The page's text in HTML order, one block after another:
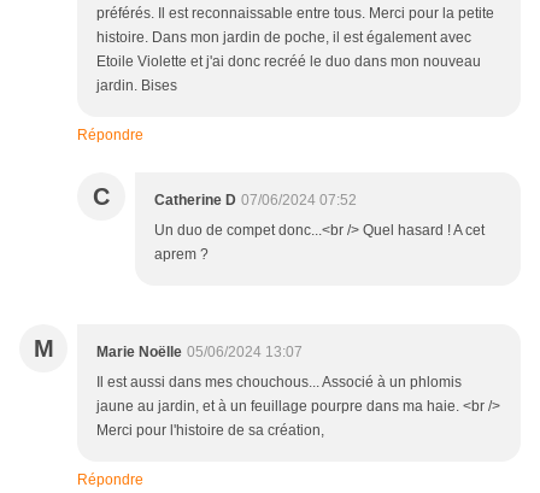
préférés. Il est reconnaissable entre tous. Merci pour la petite
histoire. Dans mon jardin de poche, il est également avec
Etoile Violette et j'ai donc recréé le duo dans mon nouveau
jardin. Bises
Répondre
C Catherine D 07/06/2024 07:52
Un duo de compet donc...<br /> Quel hasard ! A cet
aprem ?
M Marie Noëlle 05/06/2024 13:07
Il est aussi dans mes chouchous... Associé à un phlomis
jaune au jardin, et à un feuillage pourpre dans ma haie. <br />
Merci pour l'histoire de sa création,
Répondre